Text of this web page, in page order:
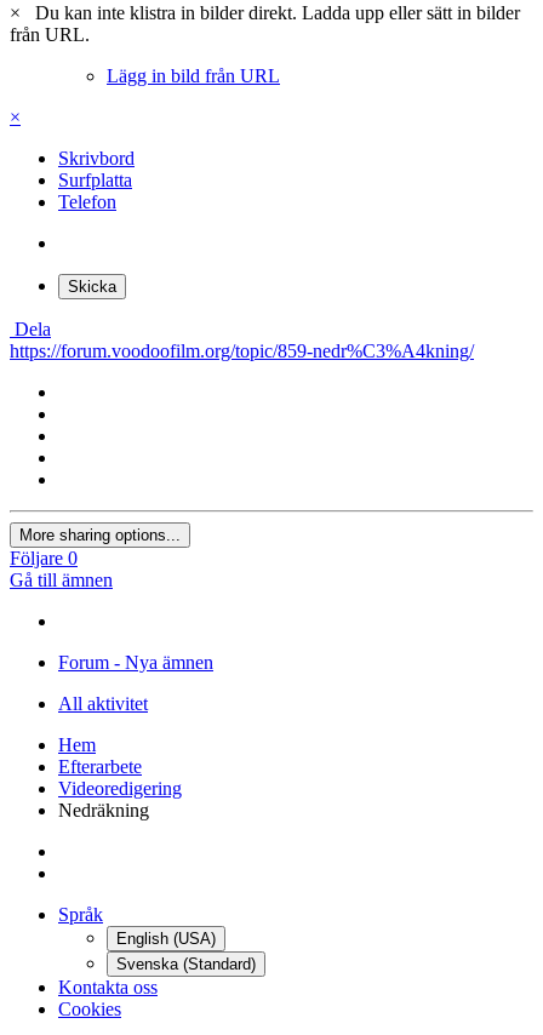
×
Du kan inte klistra in bilder direkt. Ladda upp eller sätt in bilder
från URL.
Lägg in bild från URL
×
Skrivbord
Surfplatta
Telefon
Skicka
Dela
https://forum.voodoofilm.org/topic/859-nedr%C3%A4kning/
More sharing options...
Följare 0
Gå till ämnen
Forum - Nya ämnen
All aktivitet
Hem
Efterarbete
Videoredigering
Nedräkning
Språk
English (USA)
Svenska (Standard)
Kontakta oss
Cookies